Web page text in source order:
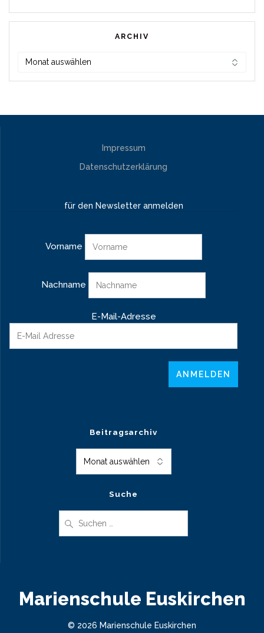
ARCHIV
Impressum
Datenschutzerklärung
für den Newsletter anmelden
Vorname
Nachname
E-Mail-Adresse
Beitragsarchiv
Suche
nach:
Marienschule Euskirchen
© 2026 Marienschule Euskirchen